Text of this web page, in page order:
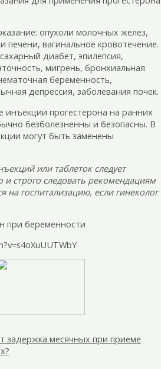
опухоли молочных желез,
печени, вагинальное кровотечение.
диабет, эпилепсия,
мигрень, бронхиальная
беременность,
депрессия, заболевания почек.
прогестерона на ранних
безболезненны и безопасны. В
могут быть заменены
или таблеток следует
и строго следовать рекомендациям
на госпитализацию, если гинеколог
задержка месячных при приеме